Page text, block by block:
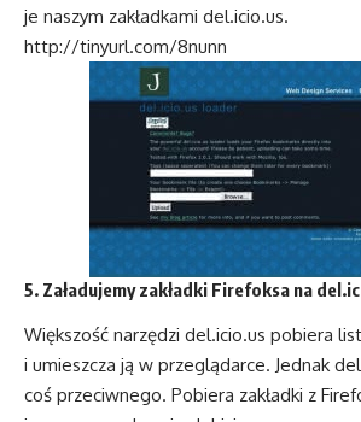
je naszym zakładkami del.icio.us.
http://tinyurl.com/8nunn
5. Załadujemy zakładki Firefoksa na
Większość narzędzi del.icio.us pobiera
i umieszcza ją w przeglądarce. Jednak
coś przeciwnego. Pobiera zakładki z